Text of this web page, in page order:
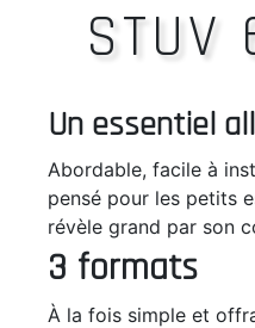
STUV
Un essentiel
Abordable, facile à
pensé pour les petits
révèle grand par son
3 formats
À la fois simple et